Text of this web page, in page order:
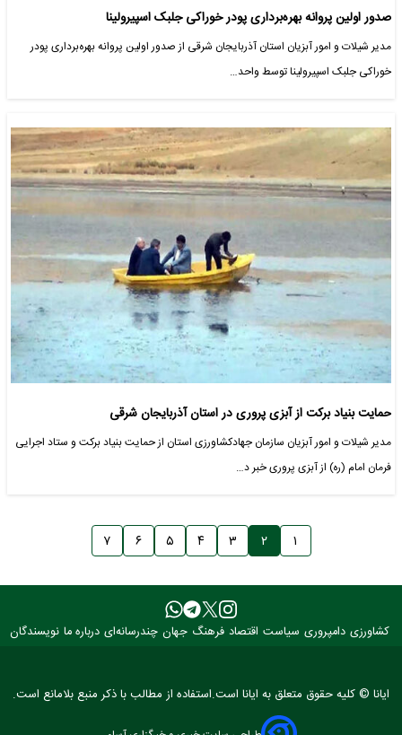
صدور اولین پروانه بهره‌برداری پودر خوراکی جلبک اسپیرولینا
مدیر شیلات و امور آبزیان استان آذربایجان شرقی از صدور اولین پروانه بهره‌برداری پودر
خوراکی جلبک اسپیرولینا توسط واحد…
حمایت بنیاد برکت از آبزی پروری در استان آذربایجان شرقی
مدیر شیلات و امور آبزیان سازمان جهادکشاورزی استان از حمایت بنیاد برکت و ستاد اجرایی
فرمان امام (ره) از آبزی پروری خبر د…
۱ ۲ ۳ ۴ ۵ ۶ ۷
کشاورزی دامپروری سیاست اقتصاد فرهنگ جهان چندرسانه‌ای درباره ما نویسندگان
ایانا © کلیه حقوق متعلق به ایانا است.استفاده از مطالب با ذکر منبع بلامانع است.